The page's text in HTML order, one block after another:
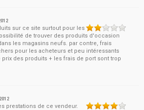
sur ce site surtout pour les
de trouver des produits d'occasion
les magasins neufs. par contre, frais
pour les acheteurs et peu intéressants
des produits + les frais de port sont trop
prestations de ce vendeur.